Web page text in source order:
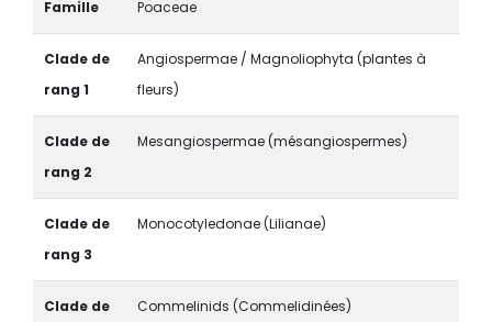
Famille Poaceae
Clade de
rang 1
Angiospermae / Magnoliophyta (plantes à
fleurs)
Clade de
rang 2
Mesangiospermae (mésangiospermes)
Clade de
rang 3
Monocotyledonae (Lilianae)
Clade de
Commelinids (Commelidinées)